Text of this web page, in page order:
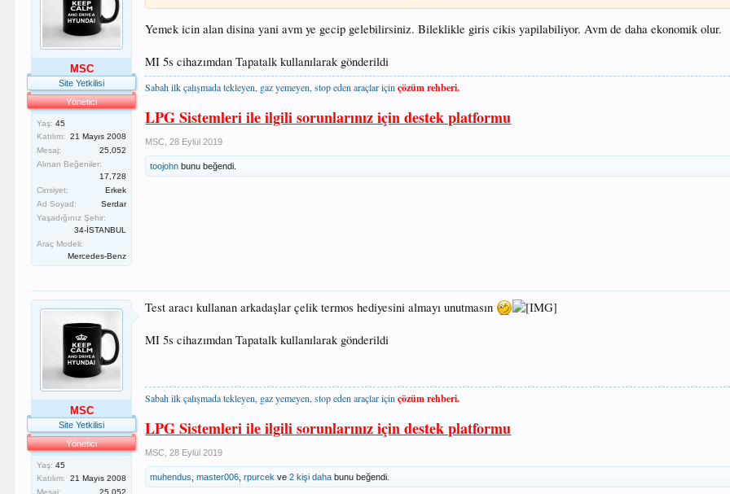
MSC
Site Yetkilisi
Yönetici
Yaş: 45
Katılım:
21 Mayıs 2008
Mesaj:
25,052
Alınan Beğeniler:
17,728
Cinsiyet:
Erkek
Ad Soyad:
Serdar
Yaşadığınız Şehir:
34-İSTANBUL
Araç Modeli:
Mercedes-Benz
Yemek icin alan disina yani avm ye gecip gelebilirsiniz. Bileklikle giris cikis yapilabiliyor. Avm de daha ekonomik olur.
MI 5s cihazımdan Tapatalk kullanılarak gönderildi
Sabah ilk çalışmada tekleyen, gaz yemeyen, stop eden araçlar içinçözüm rehberi.
LPG Sistemleri ile ilgili sorunlarınız için destek platformu
MSC 28 Eylül 2019
toojohn bunu beğendi.
MSC
Site Yetkilisi
Yönetici
Yaş: 45
Katılım:
21 Mayıs 2008
Mesaj:
25,052
Test aracı kullanan arkadaşlar çelik termos hediyesini almayı unutmasın
MI 5s cihazımdan Tapatalk kullanılarak gönderildi
Sabah ilk çalışmada tekleyen, gaz yemeyen, stop eden araçlar içinçözüm rehberi.
LPG Sistemleri ile ilgili sorunlarınız için destek platformu
MSC 28 Eylül 2019
muhendus ,master006 ,rpurcek ve2 kişi daha bunu beğendi.